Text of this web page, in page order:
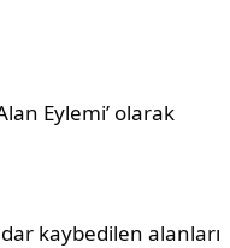
Eylemi’ olarak
kaybedilen alanları